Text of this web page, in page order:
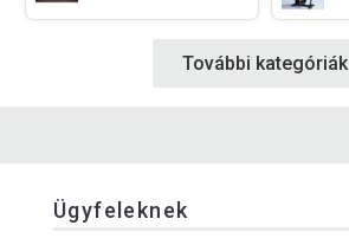
További kategóriák
Ügyfeleknek